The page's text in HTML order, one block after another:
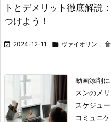
トとデメリット徹底解説
つけよう！
 2024-12-11  ヴァイオリン ,
動画添削
スンのメ
スケジュ
コミュニ